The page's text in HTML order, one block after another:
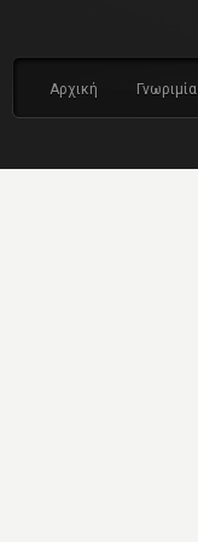
Αρχική Γνωριμία